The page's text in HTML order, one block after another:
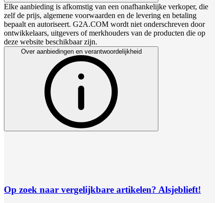
Elke aanbieding is afkomstig van een onafhankelijke verkoper, die
zelf de prijs, algemene voorwaarden en de levering en betaling
bepaalt en autoriseert. G2A.COM wordt niet onderschreven door
ontwikkelaars, uitgevers of merkhouders van de producten die op
deze website beschikbaar zijn.
Over aanbiedingen en verantwoordelijkheid
Op zoek naar vergelijkbare artikelen? Alsjeblieft!